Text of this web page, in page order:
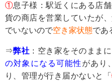
①息子様：駅近くにある店
貨の商店を営業していたが
でいないので空き家状態であ
⇒弊社 ：空き家をそのまま
の対象になる可能性 があり
り、管理が行き届かないと「